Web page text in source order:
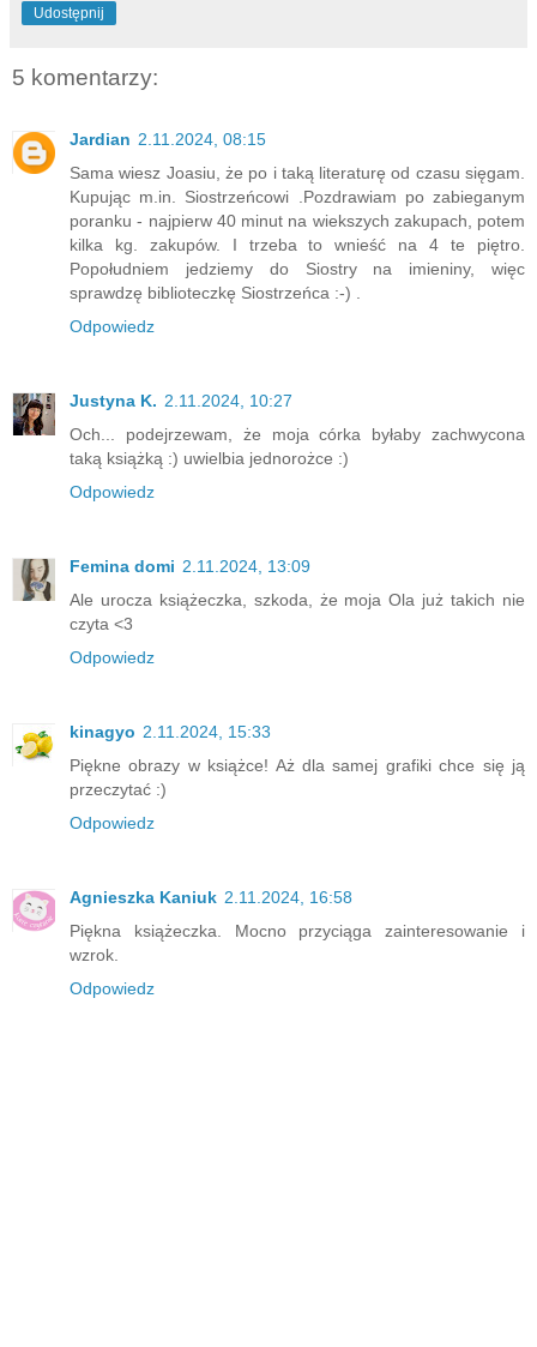
Udostępnij
5 komentarzy:
Jardian 2.11.2024, 08:15
Sama wiesz Joasiu, że po i taką literaturę od czasu sięgam.
Kupując m.in. Siostrzeńcowi .Pozdrawiam po zabieganym
poranku - najpierw 40 minut na wiekszych zakupach, potem
kilka kg. zakupów. I trzeba to wnieść na 4 te piętro.
Popołudniem jedziemy do Siostry na imieniny, więc
sprawdzę biblioteczkę Siostrzeńca :-) .
Odpowiedz
Justyna K. 2.11.2024, 10:27
Och... podejrzewam, że moja córka byłaby zachwycona
taką książką :) uwielbia jednorożce :)
Odpowiedz
Femina domi 2.11.2024, 13:09
Ale urocza książeczka, szkoda, że moja Ola już takich nie
czyta <3
Odpowiedz
kinagyo 2.11.2024, 15:33
Piękne obrazy w książce! Aż dla samej grafiki chce się ją
przeczytać :)
Odpowiedz
Agnieszka Kaniuk 2.11.2024, 16:58
Piękna książeczka. Mocno przyciąga zainteresowanie i
wzrok.
Odpowiedz